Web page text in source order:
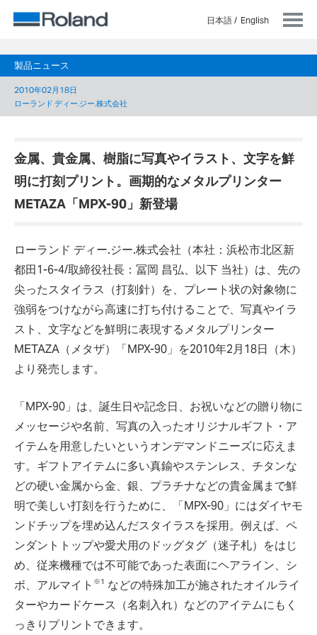
日本語 English
製品ニュース
2010年02月18日
ローランド ディー.ジー.株式会社
金属、貴金属、樹脂に写真やイラスト、文字を鮮
明に打刻プリント。画期的なメタルプリンター
METAZA「MPX-90」新登場
ローランド ディー.ジー.株式会社（本社：浜松市北区新
都田1-6-4/取締役社長：冨岡 昌弘、以下 当社）は、先の
尖ったスタイラス（打刻針）を、プレート状の対象物に
強弱をつけながら高速に打ち付けることで、写真やイラ
スト、文字などを鮮明に表現するメタルプリンター
METAZA（メタザ）「MPX-90」を2010年2月18日（木）
より発売します。
「MPX-90」は、誕生日や記念日、お祝いなどの贈り物に
メッセージや名前、写真の入ったオリジナルギフト・ア
イテムを用意したいというオンデマンドニーズに応えま
す。ギフトアイテムに多い真鍮やステンレス、チタンな
どの硬い金属から金、銀、プラチナなどの貴金属まで鮮
明で美しい打刻を行うために、「MPX-90」にはダイヤモ
ンドチップを埋め込んだスタイラスを採用。例えば、ペ
ンダントトップや愛犬用のドッグタグ（迷子札）をはじ
め、従来機種では不可能であった表面にヘアライン、シ
ボ、アルマイト ※1 などの特殊加工が施されたオイルライ
ターやカードケース（名刺入れ）などのアイテムにもく
っきりプリントできます。